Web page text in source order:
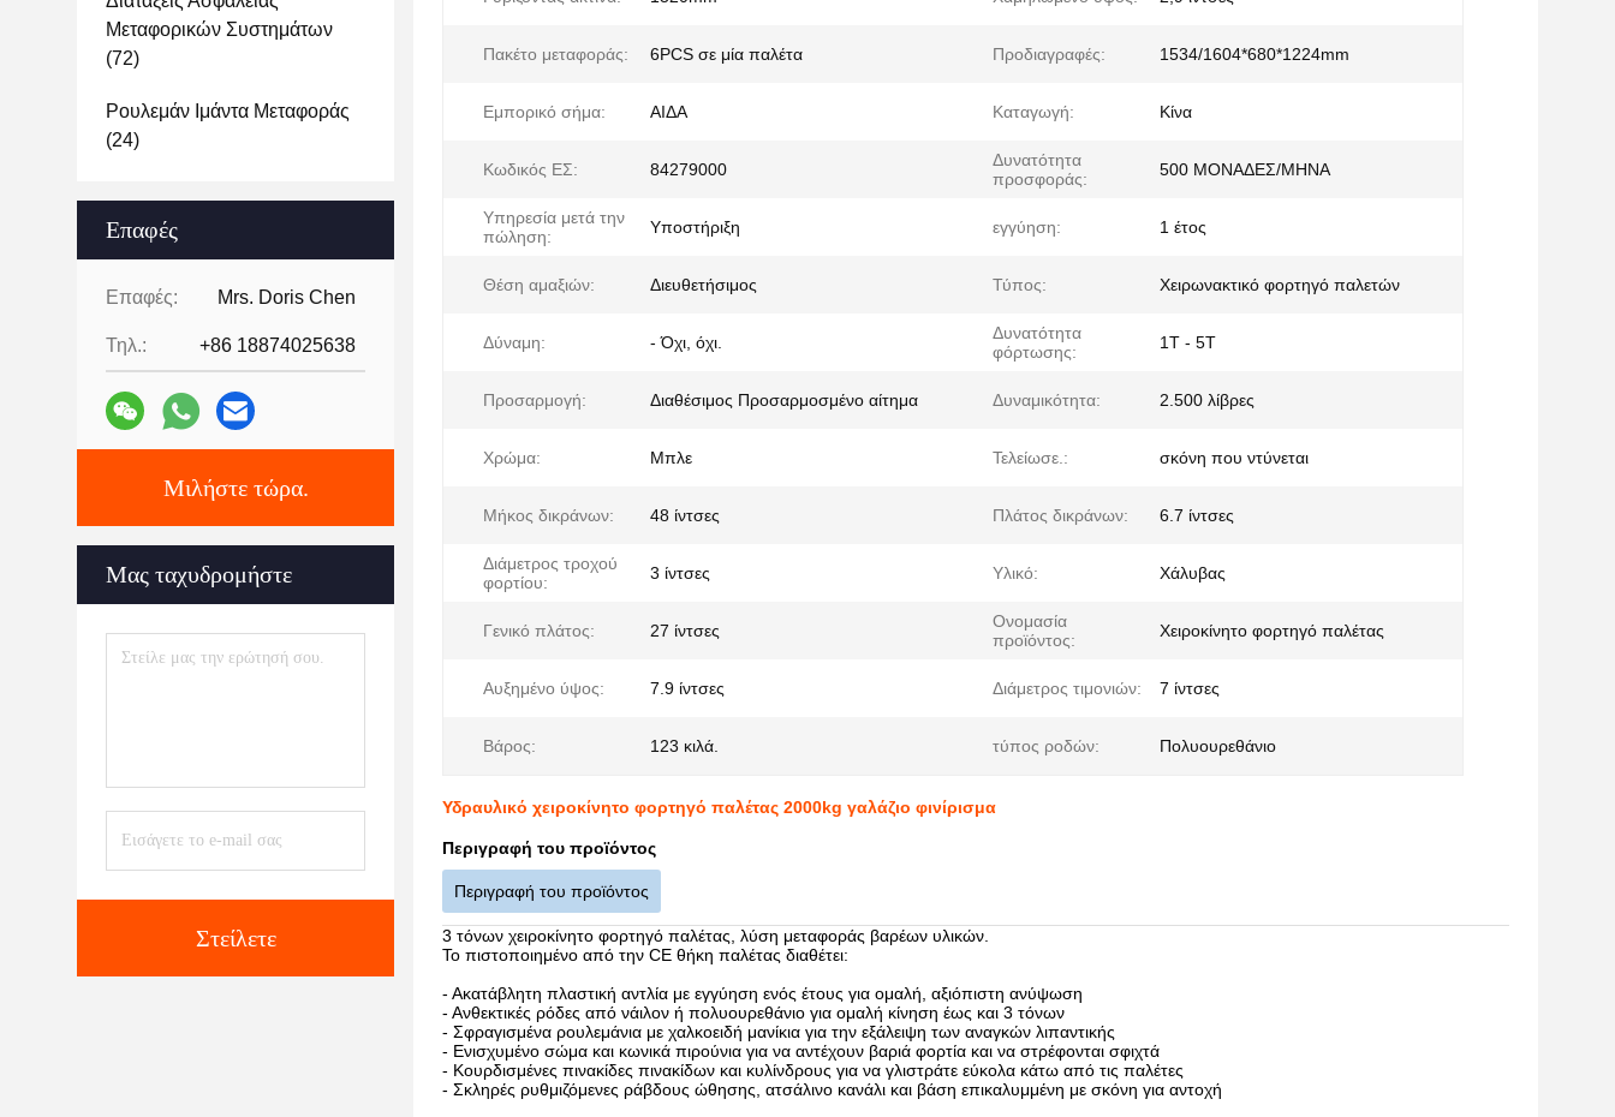
Μεταφορικών Συστημάτων
(72)
Ρουλεμάν Ιμάντα Μεταφοράς
(24)
Επαφές
Επαφές: Mrs. Doris Chen
Τηλ.: +86 18874025638
Μιλήστε τώρα.
Μας ταχυδρομήστε
Στείλετε
Πακέτο μεταφοράς: 6PCS σε μία παλέτα Προδιαγραφές: 1534/1604*680*1224mm
Εμπορικό σήμα: ΑΙΔΑ Καταγωγή: Κίνα
Κωδικός ΕΣ: 84279000
Δυνατότητα
προσφοράς:
500 ΜΟΝΑΔΕΣ/ΜΗΝΑ
Υπηρεσία μετά την
πώληση:
Υποστήριξη εγγύηση: 1 έτος
Θέση αμαξιών: Διευθετήσιμος Τύπος: Χειρωνακτικό φορτηγό παλετών
Δύναμη: - Όχι, όχι.
Δυνατότητα
φόρτωσης:
1Τ - 5Τ
Προσαρμογή: Διαθέσιμος Προσαρμοσμένο αίτημα Δυναμικότητα: 2.500 λίβρες
Χρώμα: Μπλε Τελείωσε.: σκόνη που ντύνεται
Μήκος δικράνων: 48 ίντσες Πλάτος δικράνων: 6.7 ίντσες
Διάμετρος τροχού
φορτίου:
3 ίντσες Υλικό: Χάλυβας
Γενικό πλάτος: 27 ίντσες
Ονομασία
προϊόντος:
Χειροκίνητο φορτηγό παλέτας
Αυξημένο ύψος: 7.9 ίντσες Διάμετρος τιμονιών: 7 ίντσες
Βάρος: 123 κιλά. τύπος ροδών: Πολυουρεθάνιο
Υδραυλικό χειροκίνητο φορτηγό παλέτας 2000kg γαλάζιο φινίρισμα
Περιγραφή του προϊόντος
Περιγραφή του προϊόντος
3 τόνων χειροκίνητο φορτηγό παλέτας, λύση μεταφοράς βαρέων υλικών.
Το πιστοποιημένο από την CE θήκη παλέτας διαθέτει:
- Ακατάβλητη πλαστική αντλία με εγγύηση ενός έτους για ομαλή, αξιόπιστη ανύψωση
- Ανθεκτικές ρόδες από νάιλον ή πολυουρεθάνιο για ομαλή κίνηση έως και 3 τόνων
- Σφραγισμένα ρουλεμάνια με χαλκοειδή μανίκια για την εξάλειψη των αναγκών λιπαντικής
- Ενισχυμένο σώμα και κωνικά πιρούνια για να αντέχουν βαριά φορτία και να στρέφονται σφιχτά
- Κουρδισμένες πινακίδες πινακίδων και κυλίνδρους για να γλιστράτε εύκολα κάτω από τις παλέτες
- Σκληρές ρυθμιζόμενες ράβδους ώθησης, ατσάλινο κανάλι και βάση επικαλυμμένη με σκόνη για αντοχή